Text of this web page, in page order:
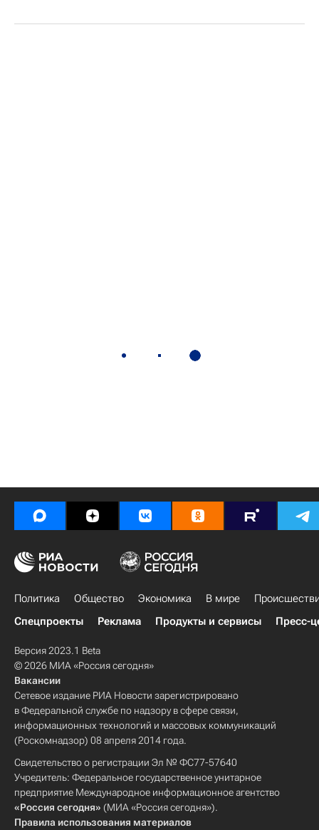
Политика Общество Экономика В мире
Спецпроекты
Реклама Продукты и сервисы Пресс-
Версия 2023.1 Beta
© 2026 МИА «Россия сегодня»
Вакансии
Сетевое издание РИА Новости зарегистрировано
в Федеральной службе по надзору в сфере связи,
информационных технологий и массовых коммуникаций
(Роскомнадзор) 08 апреля 2014 года.
Свидетельство о регистрации Эл № ФС77-57640
Учредитель: Федеральное государственное унитарное
предприятие Международное информационное агентство
«Россия сегодня» (МИА «Россия сегодня»).
Правила использования материалов